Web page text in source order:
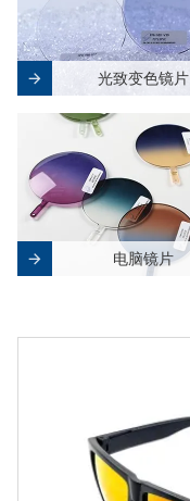
光致变色镜片
电脑镜片